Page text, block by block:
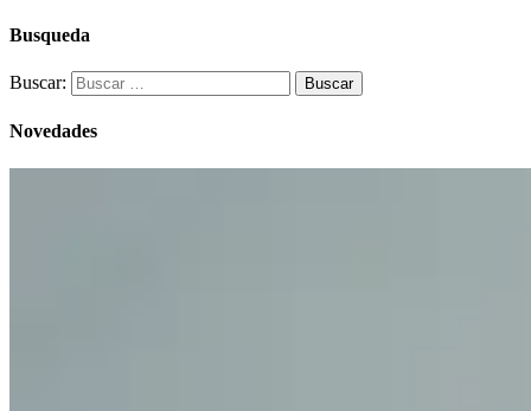
Busqueda
Buscar:
Novedades